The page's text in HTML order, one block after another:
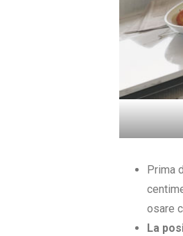
Prima
osare
La